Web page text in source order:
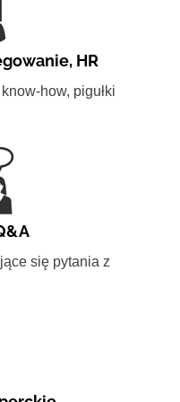
, HR
how, pigułki
się pytania z